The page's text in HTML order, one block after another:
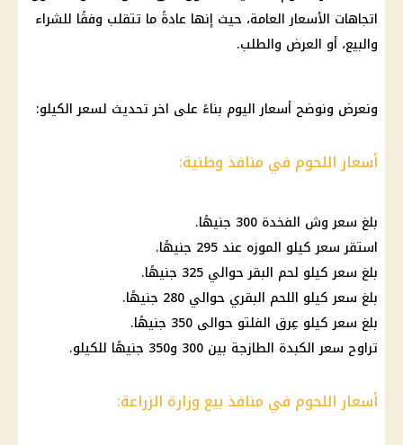
اتجاهات الأسعارالعامة، حيث إنها عادةً ما تتقلب وفقًا للشراء
والبيع، أو العرض والطلب.
ونعرض ونوضح أسعاراليوم بناءً على اخر تحديث لسعر الكيلو:
أسعار اللحوم في منافذ وطنية:
بلغ سعر وش الفخدة 300 جنيهًا.
استقر سعر كيلو الموزه عند 295 جنيهًا.
بلغ سعر كيلو لحم البقر حوالي 325 جنيهًا.
بلغ سعر كيلو اللحم البقري حوالي 280 جنيهًا.
بلغ سعر كيلو عِرق الفلتو حوالى 350 جنيهًا.
تراوح سعر الكبدة الطازجة بين 300 و350 جنيهًا للكيلو.
أسعار اللحوم في منافذ بيع وزارة الزراعة: